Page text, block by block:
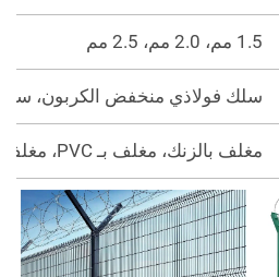
سلك فولاذي منخفض الكربون، سلك
مغلف بالزنك، مغلف بـ PVC، مغلف بمسحوق.